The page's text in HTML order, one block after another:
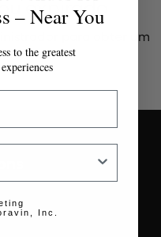
expirado
para obter um
– Near You
to the greatest
Inc.